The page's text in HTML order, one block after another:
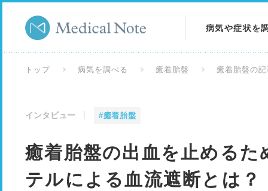
病気や症状を
トップ 病気を調べる 癒着胎盤 癒着胎盤の
インタビュー #癒着胎盤
癒着胎盤の出血を止める
テルによる血流遮断とは？